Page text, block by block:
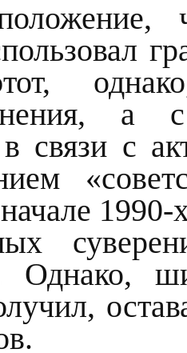
а
связи с
Однако,